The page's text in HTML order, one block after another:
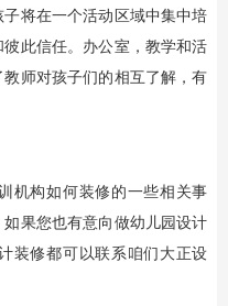
将在一个活动区域中集中培
此信任。办公室，教学和活
师对孩子们的相互了解，有
机构如何装修的一些相关事
果您也有意向做幼儿园设计
装修都可以联系咱们大正设